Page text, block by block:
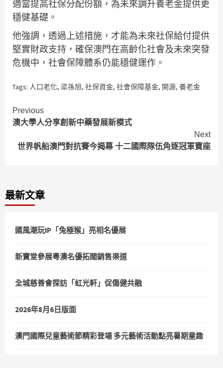
適當提高社保分配份額，為未來調升養老金提供更
穩健基礎。
他強調，透過上述措施，才能為未來社保給付提供
堅實財政支持，確保澳門在高齡化社會及未來突發
危機中，社會保障體系仍能穩健運作。
Tags: 人口老化, 梁孫旭, 社保資金, 社會保障基金, 開源, 養老金
Continue
Reading
Previous
澳大學人分享創新中藥發展新模式
Next
世界帆船澳門對抗賽今揭幕 十二國際隊伍角逐冠軍寶座
最新文章
國風潮玩IP「兔極猴」亮相名優展
新寶堂參展粵澳名優拓闊銷售渠道
全城慈善會探訪「虹光軒」促傷健共融
2026年8月6日版面
澳門國際兒童藝術節精彩登場 多元藝術活動點亮暑期童趣